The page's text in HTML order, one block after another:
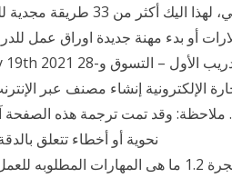
العمل على الانترنت يتزايد في
الإلكترونية إنشاء مصنف عبر
وقد تمت ترجمة هذه الصفحة
نحوية أو أخطاء تتعلق